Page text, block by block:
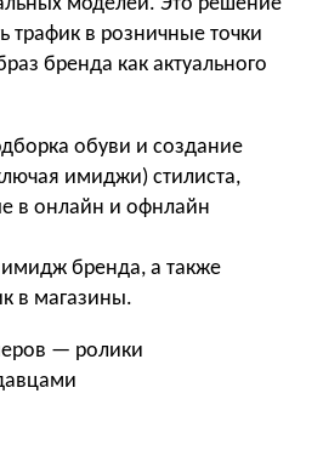
трафик в розничные точки
бренда как актуального
обуви и создание
имиджи) стилиста,
в онлайн и офнлайн
имидж бренда, а также
в магазины.
— ролики